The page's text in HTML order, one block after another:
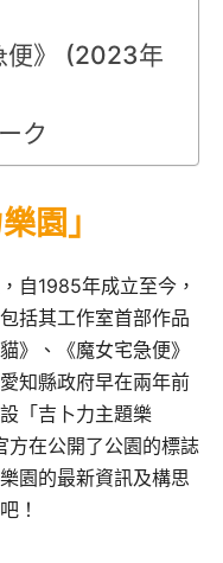
便》 (2023年
ク
園」
自1985年成立至今，
括其工作室首部作品
》、《魔女宅急便》
知縣政府早在兩年前
「吉卜力主題樂
方在公開了公園的標誌
園的最新資訊及構思
！